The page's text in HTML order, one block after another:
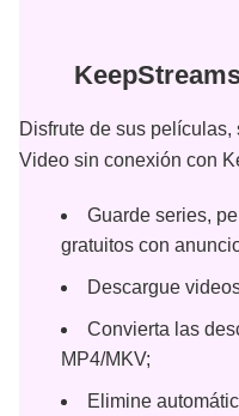
Disfrute de sus
Video sin conexión con
Guarde series,
gratuitos con
Descargue
Convierta las
MP4/MKV;
Elimine